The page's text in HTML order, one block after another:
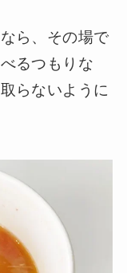
ら、その場で
るつもりな
らないように